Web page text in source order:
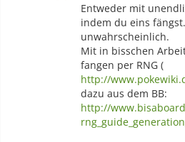
Entweder mit
indem du eins
unwahrscheinlich.
Mit in bisschen
fangen per RNG (
http://
dazu aus dem BB:
http://